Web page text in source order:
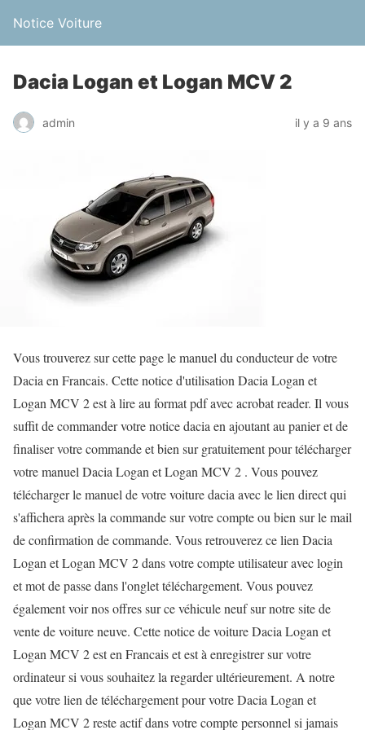
Notice Voiture
Dacia Logan et Logan MCV 2
admin il y a 9 ans
Vous trouverez sur cette page le manuel du conducteur de votre
Dacia en Francais. Cette notice d'utilisation Dacia Logan et
Logan MCV 2 est à lire au format pdf avec acrobat reader. Il vous
suffit de commander votre notice dacia en ajoutant au panier et de
finaliser votre commande et bien sur gratuitement pour télécharger
votre manuel Dacia Logan et Logan MCV 2 . Vous pouvez
télécharger le manuel de votre voiture dacia avec le lien direct qui
s'affichera après la commande sur votre compte ou bien sur le mail
de confirmation de commande. Vous retrouverez ce lien Dacia
Logan et Logan MCV 2 dans votre compte utilisateur avec login
et mot de passe dans l'onglet téléchargement. Vous pouvez
également voir nos offres sur ce véhicule neuf sur notre site de
vente de voiture neuve. Cette notice de voiture Dacia Logan et
Logan MCV 2 est en Francais et est à enregistrer sur votre
ordinateur si vous souhaitez la regarder ultérieurement. A notre
que votre lien de téléchargement pour votre Dacia Logan et
Logan MCV 2 reste actif dans votre compte personnel si jamais